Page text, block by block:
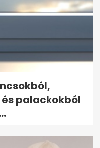
palackokból